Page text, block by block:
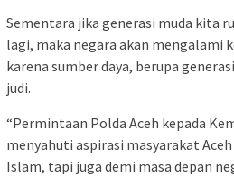
Sementara jika generasi muda kita
lagi, maka negara akan mengalami
karena sumber daya, berupa
judi.
“Permintaan Polda Aceh kepada
menyahuti aspirasi masyarakat
Islam, tapi juga demi masa depan